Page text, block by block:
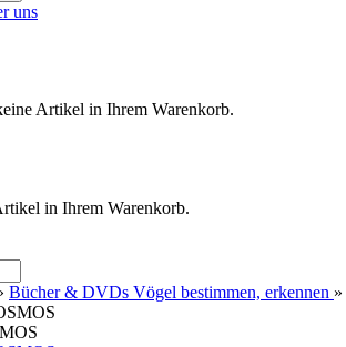
Artikel in Ihrem Warenkorb.
in Ihrem Warenkorb.
Bücher & DVDs Vögel bestimmen, erkennen »